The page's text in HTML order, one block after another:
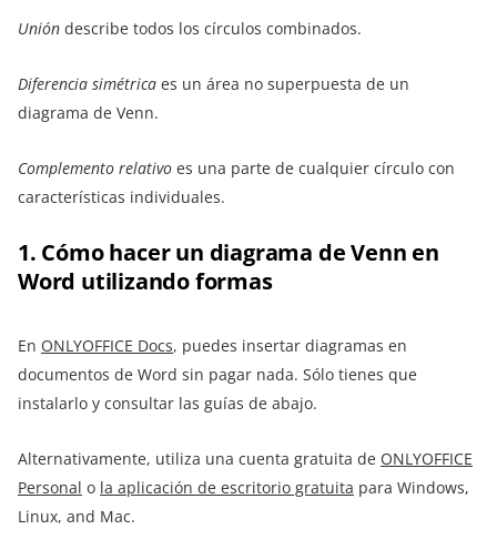
Unión describe todos los círculos combinados.
Diferencia simétrica es un área no superpuesta de un
diagrama de Venn.
Complemento relativo es una parte de cualquier círculo con
características individuales.
1. Cómo hacer un diagrama de Venn en
Word utilizando formas
En ONLYOFFICE Docs, puedes insertar diagramas en
documentos de Word sin pagar nada. Sólo tienes que
instalarlo y consultar las guías de abajo.
Alternativamente, utiliza una cuenta gratuita de ONLYOFFICE
Personal o la aplicación de escritorio gratuita para Windows,
Linux, and Mac.